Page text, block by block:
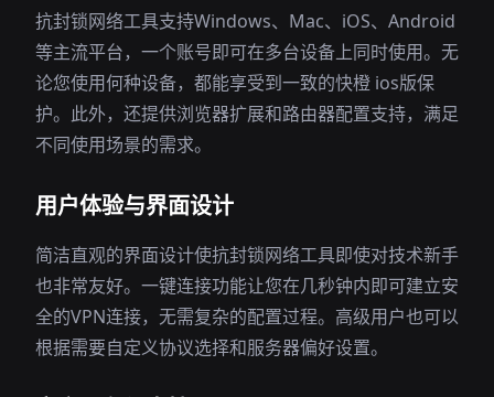
抗封锁网络工具支持Windows、Mac、iOS、Android
等主流平台，一个账号即可在多台设备上同时使用。无
论您使用何种设备，都能享受到一致的快橙 ios版保
护。此外，还提供浏览器扩展和路由器配置支持，满足
不同使用场景的需求。
用户体验与界面设计
简洁直观的界面设计使抗封锁网络工具即使对技术新手
也非常友好。一键连接功能让您在几秒钟内即可建立安
全的VPN连接，无需复杂的配置过程。高级用户也可以
根据需要自定义协议选择和服务器偏好设置。